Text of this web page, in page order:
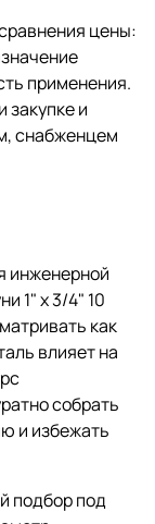
цены:
применения.
закупке и
снабженцем
инженерной
1" х 3/4" 10
как
влияет на
собрать
и избежать
подбор под